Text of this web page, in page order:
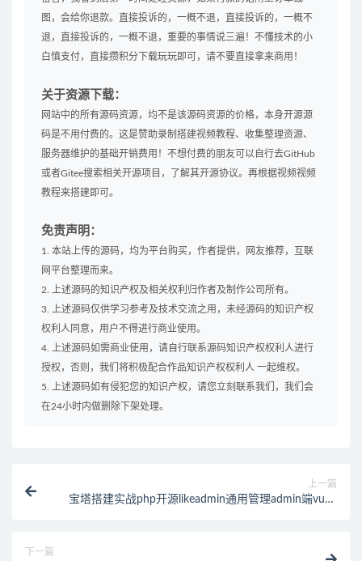
图，会给你退款。直接投诉的，一概不退，直接投诉的，一概不
退，直接投诉的，一概不退，重要的事情说三遍！不懂技术的小
白慎支付，直接攒积分下载玩玩即可，请不要直接拿来商用！
关于资源下载：
网站中的所有源码资源，均不是该源码资源的价格，本身开源源
码是不用付费的。这是赞助录制搭建视频教程、收集整理资源、
服务器维护的基础开销费用！不想付费的朋友可以自行去GitHub
或者Gitee搜索相关开源项目，了解其开源协议。再根据视频视频
教程来搭建即可。
免责声明：
1. 本站上传的源码，均为平台购买，作者提供，网友推荐，互联
网平台整理而来。
2. 上述源码的知识产权及相关权利归作者及制作公司所有。
3. 上述源码仅供学习参考及技术交流之用，未经源码的知识产权
权利人同意，用户不得进行商业使用。
4. 上述源码如需商业使用，请自行联系源码知识产权权利人进行
授权，否则，我们将积极配合作品知识产权权利人 一起维权。
5. 上述源码如有侵犯您的知识产权，请您立刻联系我们，我们会
在24小时内做删除下架处理。
上一篇
宝塔搭建实战php开源likeadmin通用管理admin端vue3
下一篇